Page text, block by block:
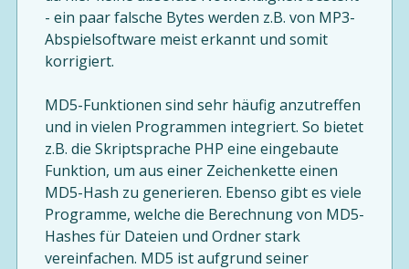
- ein paar falsche Bytes werden z.B. von MP3-
Abspielsoftware meist erkannt und somit
korrigiert.
MD5-Funktionen sind sehr häufig anzutreffen
und in vielen Programmen integriert. So bietet
z.B. die Skriptsprache PHP eine eingebaute
Funktion, um aus einer Zeichenkette einen
MD5-Hash zu generieren. Ebenso gibt es viele
Programme, welche die Berechnung von MD5-
Hashes für Dateien und Ordner stark
vereinfachen. MD5 ist aufgrund seiner